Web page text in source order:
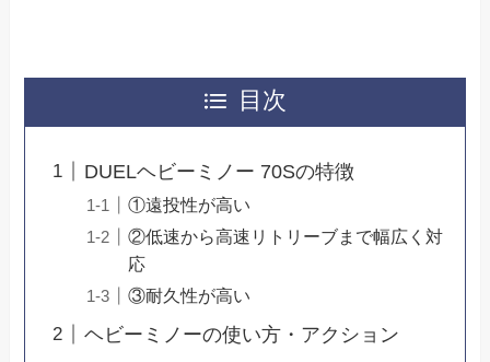
目次
DUELヘビーミノー 70Sの特徴
①遠投性が高い
②低速から高速リトリーブまで幅広く対
応
③耐久性が高い
ヘビーミノーの使い方・アクション